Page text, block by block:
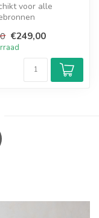
voor alle
€249,00